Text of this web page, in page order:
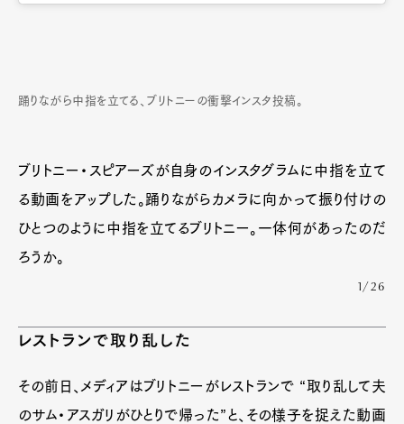
踊りながら中指を立てる、ブリトニーの衝撃インスタ投稿。
ブリトニー・スピアーズが自身のインスタグラムに中指を立て
る動画をアップした。踊りながらカメラに向かって振り付けの
ひとつのように中指を立てるブリトニー。一体何があったのだ
ろうか。
1/26
レストランで取り乱した
その前日、メディアはブリトニーがレストランで “取り乱して夫
のサム・アスガリがひとりで帰った”と、その様子を捉えた動画